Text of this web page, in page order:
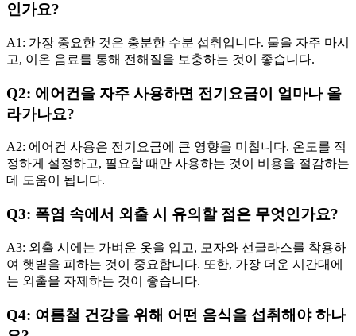
인가요?
A1: 가장 중요한 것은 충분한 수분 섭취입니다. 물을 자주 마시
고, 이온 음료를 통해 전해질을 보충하는 것이 좋습니다.
Q2: 에어컨을 자주 사용하면 전기요금이 얼마나 올
라가나요?
A2: 에어컨 사용은 전기요금에 큰 영향을 미칩니다. 온도를 적
정하게 설정하고, 필요할 때만 사용하는 것이 비용을 절감하는
데 도움이 됩니다.
Q3: 폭염 속에서 외출 시 유의할 점은 무엇인가요?
A3: 외출 시에는 가벼운 옷을 입고, 모자와 선글라스를 착용하
여 햇볕을 피하는 것이 중요합니다. 또한, 가장 더운 시간대에
는 외출을 자제하는 것이 좋습니다.
Q4: 여름철 건강을 위해 어떤 음식을 섭취해야 하나